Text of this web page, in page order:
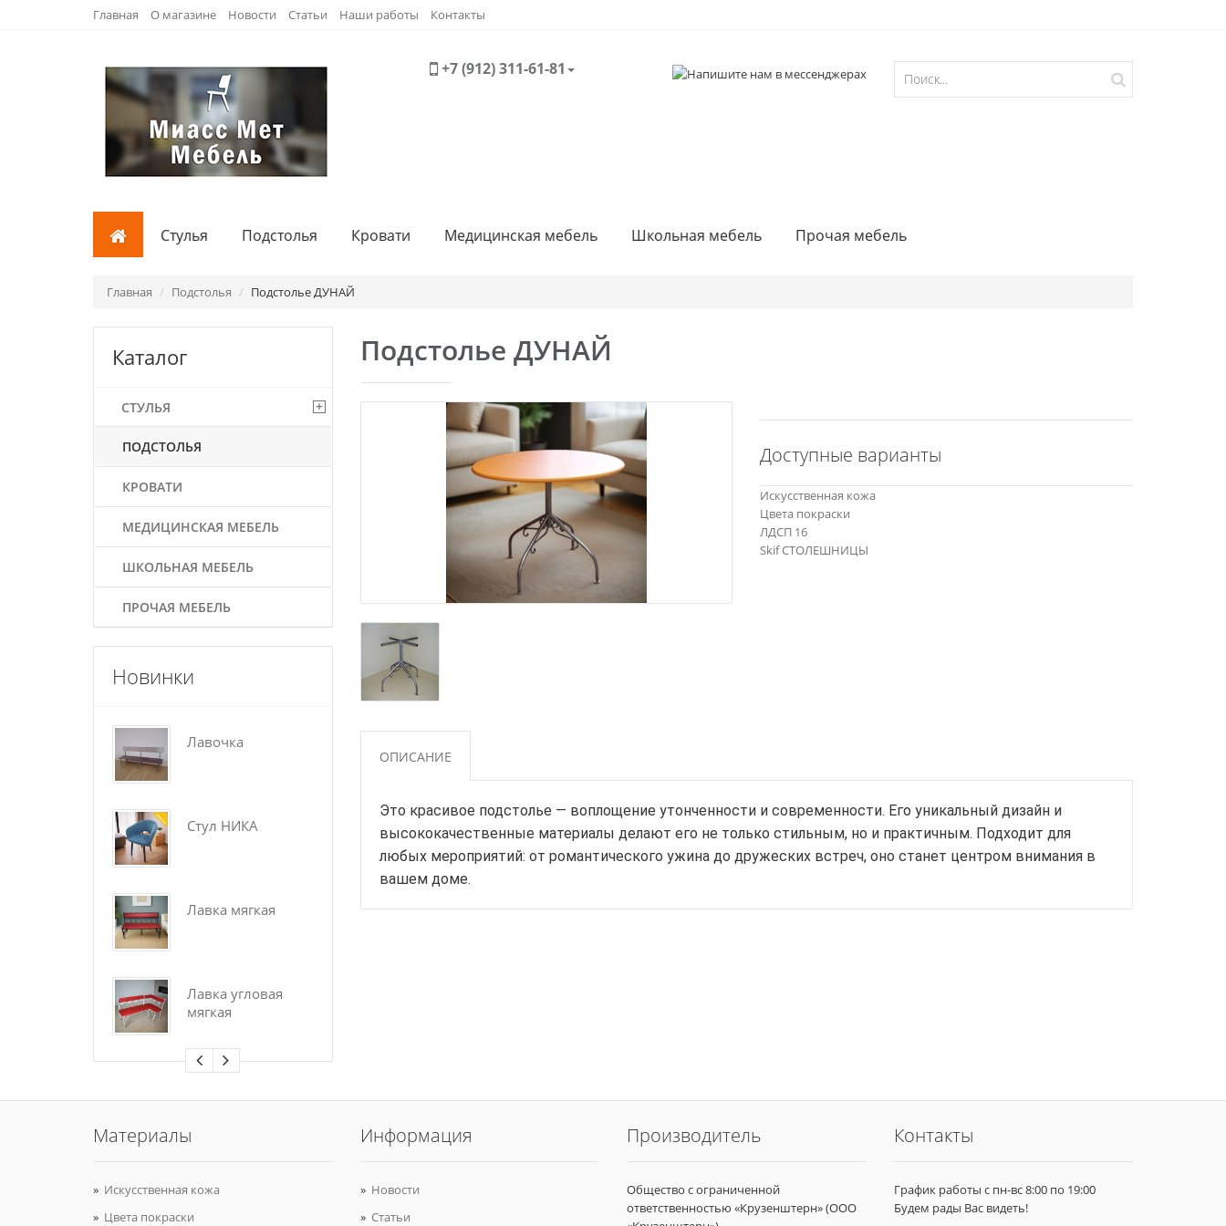
Главная О магазине Новости Статьи Наши работы Контакты
+7 (912) 311-61-81
Стулья Подстолья Кровати Медицинская мебель Школьная мебель Прочая мебель
Главная Подстолья Подстолье ДУНАЙ
Каталог
СТУЛЬЯ +
ПОДСТОЛЬЯ
КРОВАТИ
МЕДИЦИНСКАЯ МЕБЕЛЬ
ШКОЛЬНАЯ МЕБЕЛЬ
ПРОЧАЯ МЕБЕЛЬ
Новинки
Лавочка
Стул НИКА
Лавка мягкая
Лавка угловая
мягкая
Банкетка
Подстолье ДУНАЙ
Доступные варианты
Искусственная кожа
Цвета покраски
ЛДСП 16
Skif СТОЛЕШНИЦЫ
ОПИСАНИЕ
Это красивое подстолье — воплощение утонченности и современности. Его уникальный дизайн и
высококачественные материалы делают его не только стильным, но и практичным. Подходит для
любых мероприятий: от романтического ужина до дружеских встреч, оно станет центром внимания в
вашем доме.
Материалы
Искусственная кожа
Цвета покраски
Информация
Новости
Статьи
Производитель
Общество с ограниченной
ответственностью «Крузенштерн» (ООО
Контакты
График работы с пн-вс 8:00 по 19:00
Будем рады Вас видеть!